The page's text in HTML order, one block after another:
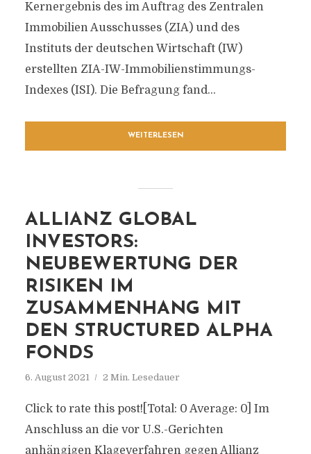
Kernergebnis des im Auftrag des Zentralen
Immobilien Ausschusses (ZIA) und des
Instituts der deutschen Wirtschaft (IW)
erstellten ZIA-IW-Immobilienstimmungs-
Indexes (ISI). Die Befragung fand...
WEITERLESEN
ALLIANZ GLOBAL
INVESTORS:
NEUBEWERTUNG DER
RISIKEN IM
ZUSAMMENHANG MIT
DEN STRUCTURED ALPHA
FONDS
6. August 2021 2 Min. Lesedauer
Click to rate this post![Total: 0 Average: 0] Im
Anschluss an die vor U.S.-Gerichten
anhängigen Klageverfahren gegen Allianz